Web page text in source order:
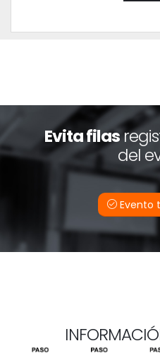
Evita filas
del
Evento